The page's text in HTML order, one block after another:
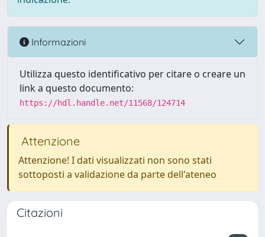
Informazioni
Utilizza questo identificativo per citare o creare un
link a questo documento:
https://hdl.handle.net/11568/124714
Attenzione
Attenzione! I dati visualizzati non sono stati
sottoposti a validazione da parte dell'ateneo
Citazioni